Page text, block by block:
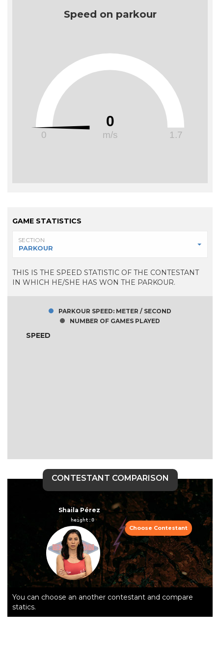
Speed on parkour
0
m/s
0 1.7
GAME STATISTICS
SECTION
PARKOUR
THIS IS THE SPEED STATISTIC OF THE CONTESTANT
IN WHICH HE/SHE HAS WON THE PARKOUR.
PARKOUR SPEED: METER / SECOND
NUMBER OF GAMES PLAYED
SPEED
CONTESTANT COMPARISON
Shaila Pérez
height:0
Choose Contestant
You can choose an another contestant and compare
statics.